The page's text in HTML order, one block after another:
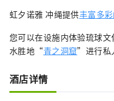
虹夕诺雅 冲绳提供丰富多
您可以在设施内体验琉球
水胜地“青之洞窟”进行私
酒店详情